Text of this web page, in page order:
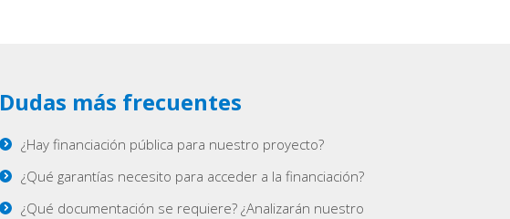
Dudas más frecuentes
¿Hay financiación pública para nuestro proyecto?
¿Qué garantías necesito para acceder a la financiación?
¿Qué documentación se requiere? ¿Analizarán nuestro